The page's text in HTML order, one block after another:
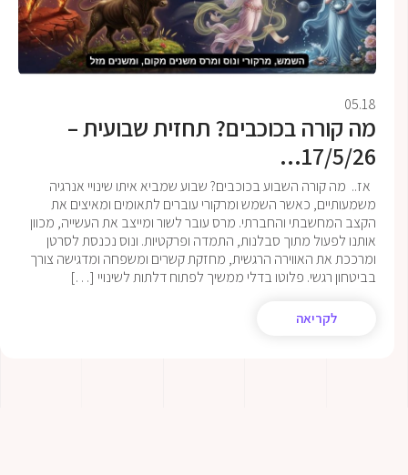
05.18
מה קורה בכוכבים? תחזית שבועית –
17/5/26...
אז.. מה קורה השבוע בכוכבים? שבוע שמביא איתו שינויי אנרגיה
משמעותיים, כאשר השמש ומרקורי עוברים לתאומים ומאיצים את
הקצב המחשבתי והחברתי. מרס עובר לשור ומייצב את העשייה, מכוון
אותנו לפעול מתוך סבלנות, התמדה ופרקטיות. ונוס נכנסת לסרטן
ומרככת את האווירה הרגשית, מחזקת קשרים ומשפחה ומדגישה צורך
בביטחון רגשי. פלוטו בדלי ממשיך לפתוח דלתות לשינויי […]
לקריאה